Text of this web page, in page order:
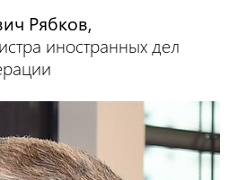
Рябков,
иностранных дел